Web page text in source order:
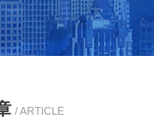
/ ARTICLE